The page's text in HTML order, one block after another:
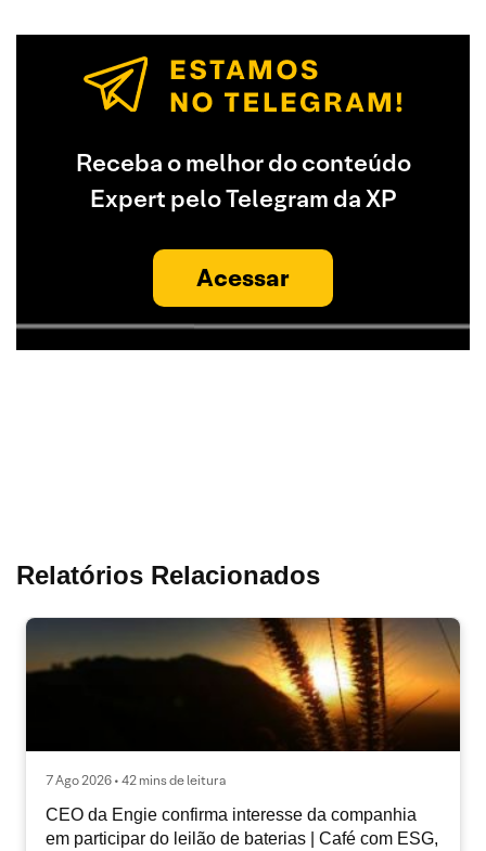
Receba o melhor do conteúdo
Expert pelo Telegram da XP
Acessar
Relatórios Relacionados
7 Ago 2026 • 42 mins de leitura
CEO da Engie confirma interesse da companhia
em participar do leilão de baterias | Café com ESG,